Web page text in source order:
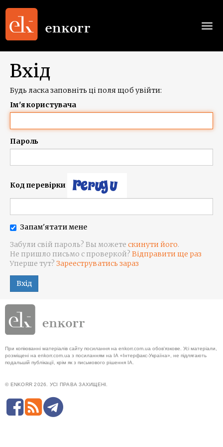
Вхід
Будь ласка заповніть ці поля щоб увійти:
Ім'я користувача
Пароль
Код перевірки
Запам'ятати мене
Забули свій пароль? Вы можете скинути його.
Не пришло письмо с проверкой? Відправити ще раз
Уперше тут? Зарееструватись зараз
Вхід
При копіюванні матеріалів сайту посилання на enkorr.com.ua обов'язкове. Усі матеріали,
розміщені на enkorr.com.ua з посиланням на ІА «Інтерфакс-Україна», не підлягають
подальшій публікації, крім як з письмового рішення ІА.
© ENKORR 2026. УСІ ПРАВА ЗАХИЩЕНІ.